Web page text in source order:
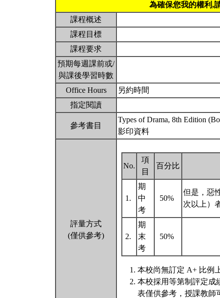
為確保您我的權利,
課程概述
課程目標
課程要求
預期每週課前或/
與課後學習時數
Office Hours
另約時間
指定閱讀
參考書目
Types of Drama, 8th Edition
影印資料
評量方式
(僅供參考)
No.
項
目
百分比
1.
期
中
考
50%
但是，惡
次以上）
2.
期
末
考
50%
本校尚無訂定 A+ 比例
本校採用等第制評定成
表僅供參考，授課教師